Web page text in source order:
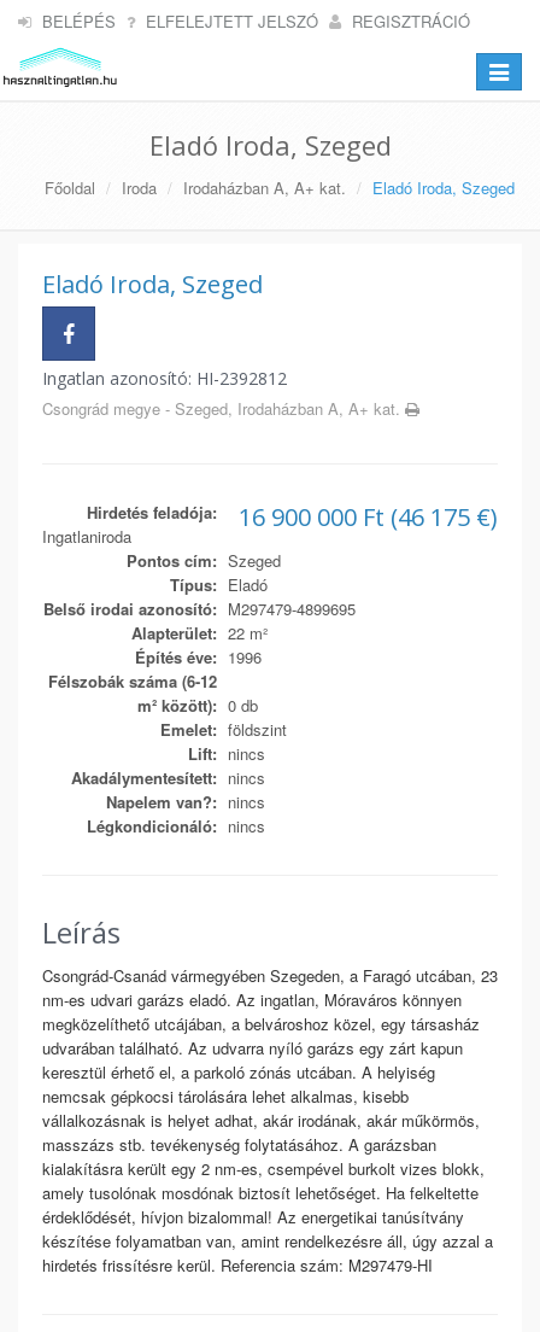
BELÉPÉS ELFELEJTETT JELSZÓ REGISZTRÁCIÓ
Toggle
Eladó Iroda, Szeged
Főoldal Iroda Irodaházban A, A+ kat. Eladó Iroda, Szeged
Eladó Iroda, Szeged
Ingatlan azonosító: HI-2392812
Csongrád megye - Szeged, Irodaházban A, A+ kat.
16 900 000 Ft (46 175 €)
Hirdetés feladója:
Ingatlaniroda
Pontos cím: Szeged
Típus: Eladó
Belső irodai azonosító: M297479-4899695
Alapterület: 22 m²
Építés éve: 1996
Félszobák száma (6-12
m² között): 0 db
Emelet: földszint
Lift: nincs
Akadálymentesített: nincs
Napelem van?: nincs
Légkondicionáló: nincs
Leírás
Csongrád-Csanád vármegyében Szegeden, a Faragó utcában, 23
nm-es udvari garázs eladó. Az ingatlan, Móraváros könnyen
megközelíthető utcájában, a belvároshoz közel, egy társasház
udvarában található. Az udvarra nyíló garázs egy zárt kapun
keresztül érhető el, a parkoló zónás utcában. A helyiség
nemcsak gépkocsi tárolására lehet alkalmas, kisebb
vállalkozásnak is helyet adhat, akár irodának, akár műkörmös,
masszázs stb. tevékenység folytatásához. A garázsban
kialakításra került egy 2 nm-es, csempével burkolt vizes blokk,
amely tusolónak mosdónak biztosít lehetőséget. Ha felkeltette
érdeklődését, hívjon bizalommal! Az energetikai tanúsítvány
készítése folyamatban van, amint rendelkezésre áll, úgy azzal a
hirdetés frissítésre kerül. Referencia szám: M297479-HI